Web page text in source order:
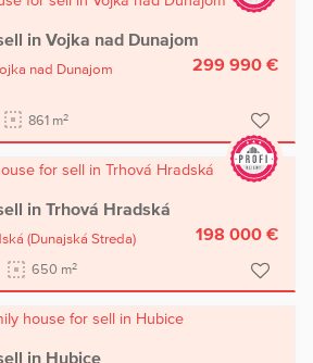
in Vojka nad Dunajom
nad Dunajom
861 m2
299 990 €
in Trhová Hradská
(Dunajská Streda)
650 m2
198 000 €
in Hubice